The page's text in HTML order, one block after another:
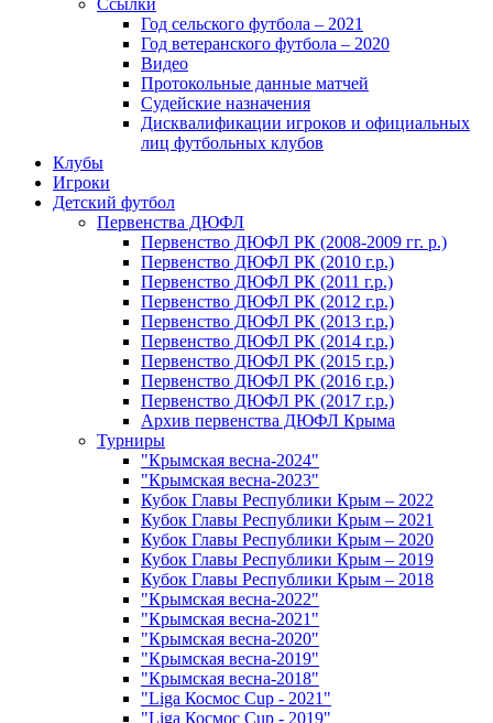
Ссылки
Год сельского футбола – 2021
Год ветеранского футбола – 2020
Видео
Протокольные данные матчей
Судейские назначения
Дисквалификации игроков и официальных
лиц футбольных клубов
Клубы
Игроки
Детский футбол
Первенства ДЮФЛ
Первенство ДЮФЛ РК (2008-2009 гг. р.)
Первенство ДЮФЛ РК (2010 г.р.)
Первенство ДЮФЛ РК (2011 г.р.)
Первенство ДЮФЛ РК (2012 г.р.)
Первенство ДЮФЛ РК (2013 г.р.)
Первенство ДЮФЛ РК (2014 г.р.)
Первенство ДЮФЛ РК (2015 г.р.)
Первенство ДЮФЛ РК (2016 г.р.)
Первенство ДЮФЛ РК (2017 г.р.)
Архив первенства ДЮФЛ Крыма
Турниры
"Крымская весна-2024"
"Крымская весна-2023"
Кубок Главы Республики Крым – 2022
Кубок Главы Республики Крым – 2021
Кубок Главы Республики Крым – 2020
Кубок Главы Республики Крым – 2019
Кубок Главы Республики Крым – 2018
"Крымская весна-2022"
"Крымская весна-2021"
"Крымская весна-2020"
"Крымская весна-2019"
"Крымская весна-2018"
"Liga Космос Cup - 2021"
"Liga Космос Cup - 2019"